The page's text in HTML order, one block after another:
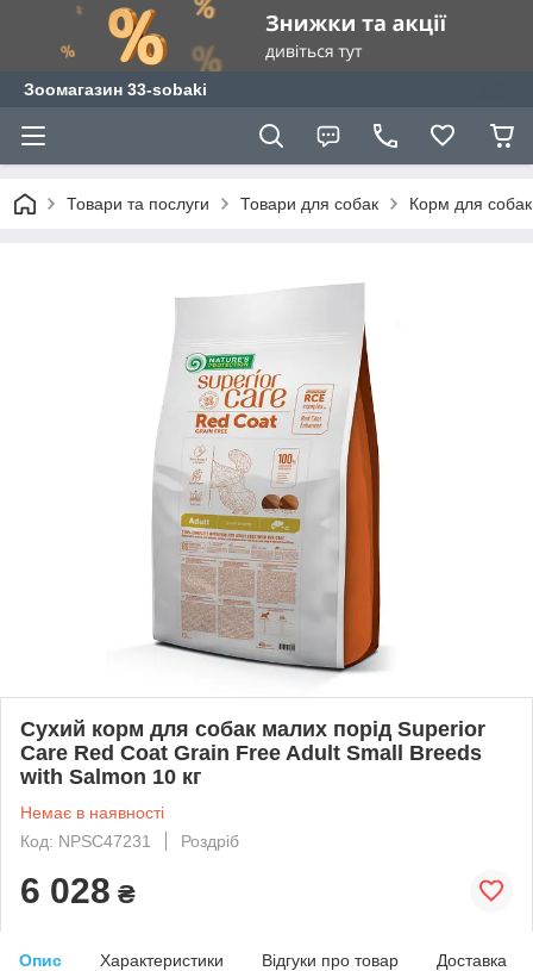
Зоомагазин 33-sobaki
Товари та послуги Товари для собак Корм для собак
Сухий корм для собак малих порід Superior
Care Red Coat Grain Free Adult Small Breeds
with Salmon 10 кг
Немає в наявності
Код: NPSC47231
Роздріб
6 028 ₴
Опис Характеристики Відгуки про товар Доставка